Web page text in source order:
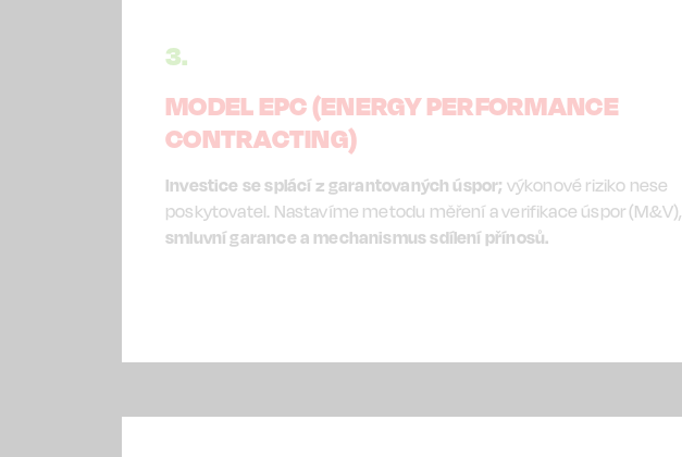
3.
MODEL EPC (ENERGY PERFORMANCE
CONTRACTING)
Investice se splácí z garantovaných úspor; výkonové riziko nese
poskytovatel. Nastavíme metodu měření a verifikace úspor (M&V),
smluvní garance a mechanismus sdílení přínosů.